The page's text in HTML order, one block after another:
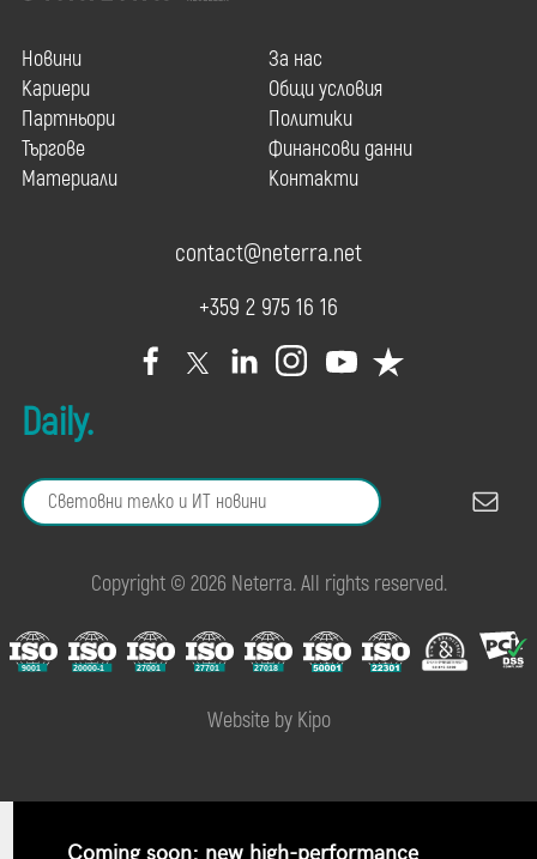
Новини
Кариери
Партньори
Търгове
Материали
За нас
Общи условия
Политики
Финансови данни
Контакти
contact@neterra.net
+359 2 975 16 16
Daily.
Copyright © 2026 Neterra. All rights reserved.
Website by Kipo
Coming soon: new high-performance